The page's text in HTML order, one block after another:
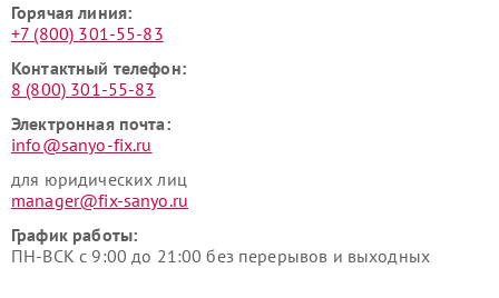
Горячая линия:
+7 (800) 301-55-83
Контактный телефон:
8 (800) 301-55-83
Электронная почта:
info@sanyo-fix.ru
для юридических лиц
manager@fix-sanyo.ru
График работы:
ПН-ВСК с 9:00 до 21:00 без перерывов и выходных